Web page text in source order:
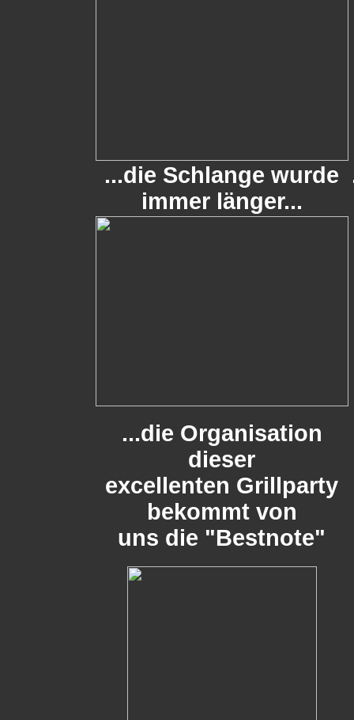
...die Schlange wurde
immer länger...
...die Organisation
dieser
excellenten Grillparty
bekommt von
uns die "Bestnote"